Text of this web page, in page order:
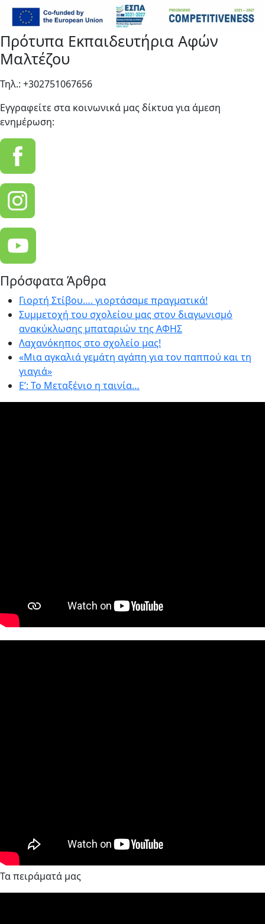
Πρότυπα Εκπαιδευτήρια Αφών
Μαλτέζου
Τηλ.: +302751067656
Εγγραφείτε στα κοινωνικά μας δίκτυα για άμεση
ενημέρωση:
Πρόσφατα Άρθρα
Γιορτή Στίβου…. γιορτάσαμε πραγματικά!
Συμμετοχή του σχολείου μας στον διαγωνισμό
ανακύκλωσης μπαταριών της ΑΦΗΣ
Λαχανόκηπος στο σχολείο μας!
«Μια αγκαλιά γεμάτη αγάπη για τον παππού και τη
γιαγιά»
E’: Το Μεταξένιο η ταινία…
Τα πειράματά μας